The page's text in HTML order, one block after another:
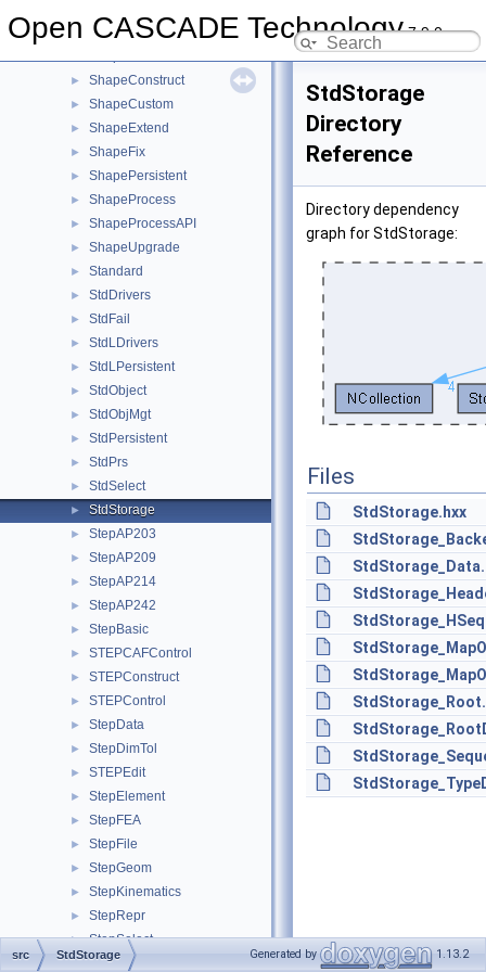
Open CASCADE Technology7.9.0
ShapeAnalysis
► ShapeConstruct
► ShapeCustom
► ShapeExtend
► ShapeFix
► ShapePersistent
► ShapeProcess
► ShapeProcessAPI
► ShapeUpgrade
► Standard
► StdDrivers
► StdFail
► StdLDrivers
► StdLPersistent
► StdObject
► StdObjMgt
► StdPersistent
► StdPrs
► StdSelect
► StdStorage
► StepAP203
► StepAP209
► StepAP214
► StepAP242
► StepBasic
► STEPCAFControl
► STEPConstruct
► STEPControl
► StepData
► StepDimTol
► STEPEdit
► StepElement
► StepFEA
► StepFile
► StepGeom
► StepKinematics
► StepRepr
► StepSelect
► STEPSelections
StdStorage
Directory
Reference
Directory dependency
graph for StdStorage:
Files
StdStorage.hxx
src StdStorage Generated by 1.13.2